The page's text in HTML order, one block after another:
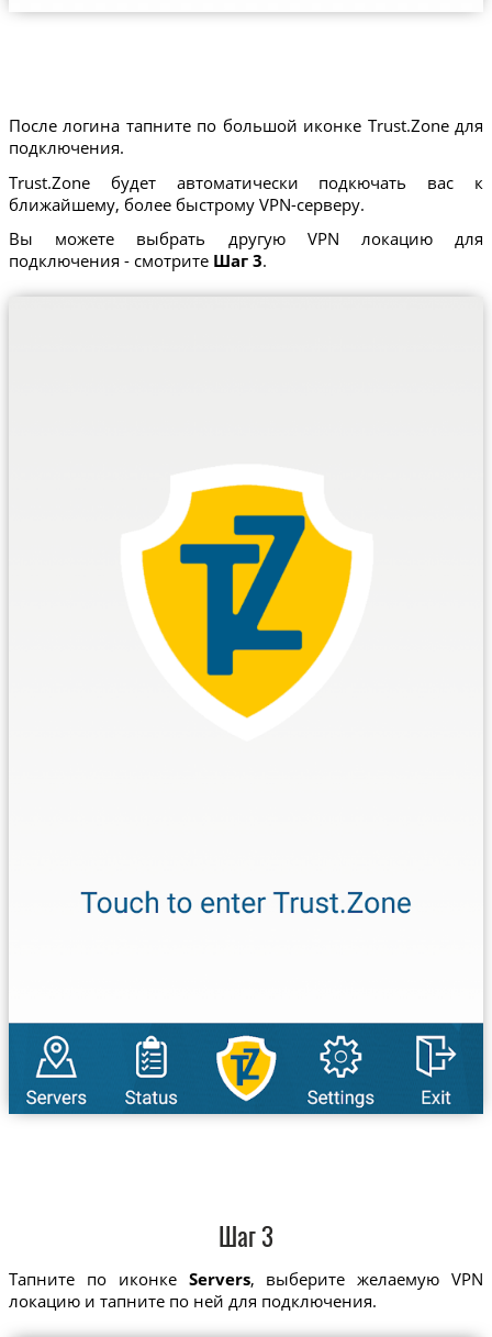
После логина тапните по большой иконке Trust.Zone для
подключения.
Trust.Zone будет автоматически подкючать вас к
ближайшему, более быстрому VPN-серверу.
Вы можете выбрать другую VPN локацию для
подключения - смотрите Шаг 3.
Шаг 3
Тапните по иконке Servers, выберите желаемую VPN
локацию и тапните по ней для подключения.